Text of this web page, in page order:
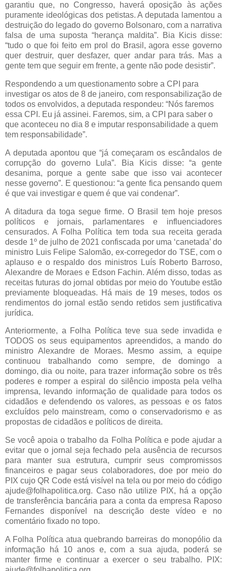
garantiu que, no Congresso, haverá oposição às ações
puramente ideológicas dos petistas. A deputada lamentou a
destruição do legado do governo Bolsonaro, com a narrativa
falsa de uma suposta “herança maldita”. Bia Kicis disse:
“tudo o que foi feito em prol do Brasil, agora esse governo
quer destruir, quer desfazer, quer andar para trás. Mas a
gente tem que seguir em frente, a gente não pode desistir”.
Respondendo a um questionamento sobre a CPI para
investigar os atos de 8 de janeiro, com responsabilização de
todos os envolvidos, a deputada respondeu: “Nós faremos
essa CPI. Eu já assinei. Faremos, sim, a CPI para saber o
que aconteceu no dia 8 e imputar responsabilidade a quem
tem responsabilidade”.
A deputada apontou que “já começaram os escândalos de
corrupção do governo Lula”. Bia Kicis disse: “a gente
desanima, porque a gente sabe que isso vai acontecer
nesse governo”. E questionou: “a gente fica pensando quem
é que vai investigar e quem é que vai condenar”.
A ditadura da toga segue firme. O Brasil tem hoje presos
políticos e jornais, parlamentares e influenciadores
censurados. A Folha Política tem toda sua receita gerada
desde 1º de julho de 2021 confiscada por uma ‘canetada’ do
ministro Luis Felipe Salomão, ex-corregedor do TSE, com o
aplauso e o respaldo dos ministros Luís Roberto Barroso,
Alexandre de Moraes e Edson Fachin. Além disso, todas as
receitas futuras do jornal obtidas por meio do Youtube estão
previamente bloqueadas. Há mais de 19 meses, todos os
rendimentos do jornal estão sendo retidos sem justificativa
jurídica.
Anteriormente, a Folha Política teve sua sede invadida e
TODOS os seus equipamentos apreendidos, a mando do
ministro Alexandre de Moraes. Mesmo assim, a equipe
continuou trabalhando como sempre, de domingo a
domingo, dia ou noite, para trazer informação sobre os três
poderes e romper a espiral do silêncio imposta pela velha
imprensa, levando informação de qualidade para todos os
cidadãos e defendendo os valores, as pessoas e os fatos
excluídos pelo mainstream, como o conservadorismo e as
propostas de cidadãos e políticos de direita.
Se você apoia o trabalho da Folha Política e pode ajudar a
evitar que o jornal seja fechado pela ausência de recursos
para manter sua estrutura, cumprir seus compromissos
financeiros e pagar seus colaboradores, doe por meio do
PIX cujo QR Code está visível na tela ou por meio do código
ajude@folhapolitica.org. Caso não utilize PIX, há a opção
de transferência bancária para a conta da empresa Raposo
Fernandes disponível na descrição deste vídeo e no
comentário fixado no topo.
A Folha Política atua quebrando barreiras do monopólio da
informação há 10 anos e, com a sua ajuda, poderá se
manter firme e continuar a exercer o seu trabalho. PIX: